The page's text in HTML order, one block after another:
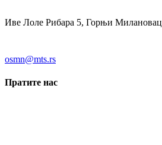
Иве Лоле Рибара 5, Горњи Милановац
osmn@mts.rs
Пратите нас